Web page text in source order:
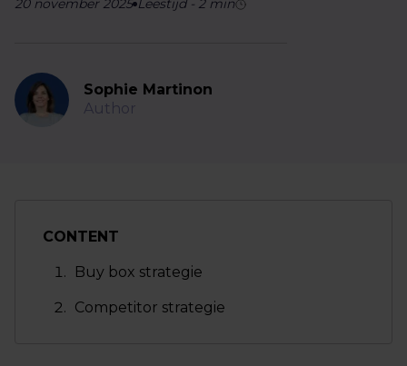
20 november 2025 Leestijd- 2min
Sophie Martinon
Author
CONTENT
Buy box strategie
Competitor strategie